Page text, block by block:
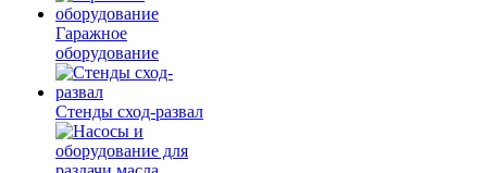
Гаражное
оборудование
Стенды сход-развал